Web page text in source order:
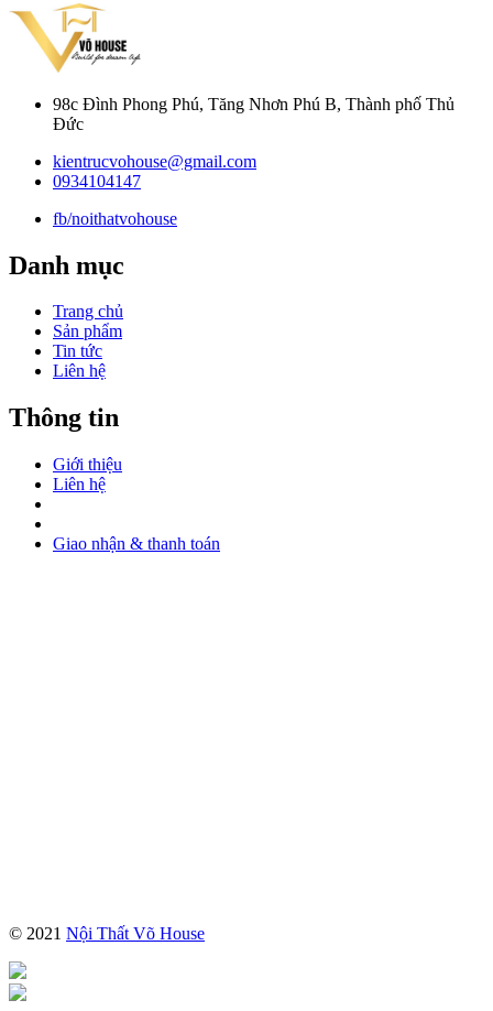
98c Đình Phong Phú, Tăng Nhơn Phú B, Thành phố Thủ
Đức
kientrucvohouse@gmail.com
0934104147
fb/noithatvohouse
Danh mục
Trang chủ
Sản phẩm
Tin tức
Liên hệ
Thông tin
Giới thiệu
Liên hệ
Giao nhận & thanh toán
© 2021 Nội Thất Võ House